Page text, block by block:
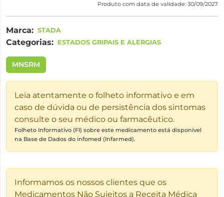
Produto com data de validade: 30/09/2027
Marca: STADA
Categorias: ESTADOS GRIPAIS E ALERGIAS
MNSRM
Leia atentamente o folheto informativo e em
caso de dúvida ou de persistência dos sintomas
consulte o seu médico ou farmacêutico.
Folheto Informativo (FI) sobre este medicamento está disponível
na Base de Dados do infomed (Infarmed).
Informamos os nossos clientes que os
Medicamentos Não Sujeitos a Receita Médica